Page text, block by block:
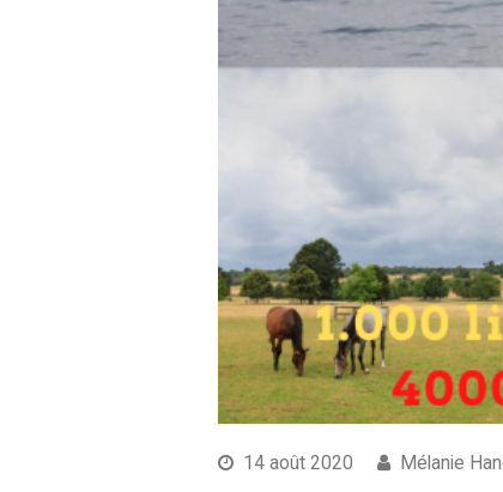
14 août 2020 Mélanie